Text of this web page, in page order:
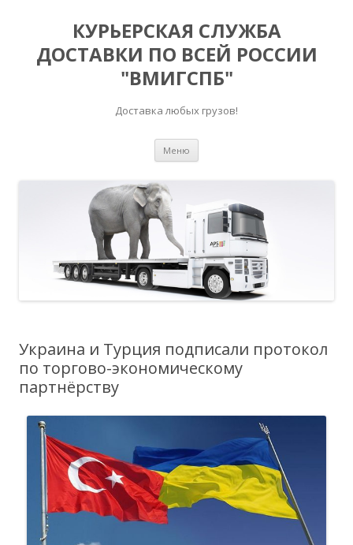
КУРЬЕРСКАЯ СЛУЖБА
ДОСТАВКИ ПО ВСЕЙ РОССИИ
"ВМИГСПБ"
Доставка любых грузов!
Меню
Украина и Турция подписали протокол
по торгово-экономическому
партнёрству